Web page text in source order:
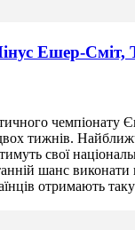
Ешер-Сміт,
чемпіонату
тижнів.
свої
шанс
отримають